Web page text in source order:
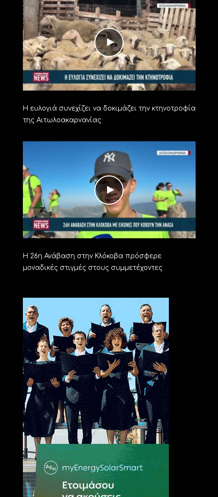
Η ευλογιά συνεχίζει να δοκιμάζει την κτηνοτροφία
της Αιτωλοακαρνανίας
Η 26η Ανάβαση στην Κλόκοβα πρόσφερε
μοναδικές στιγμές στους συμμετέχοντες